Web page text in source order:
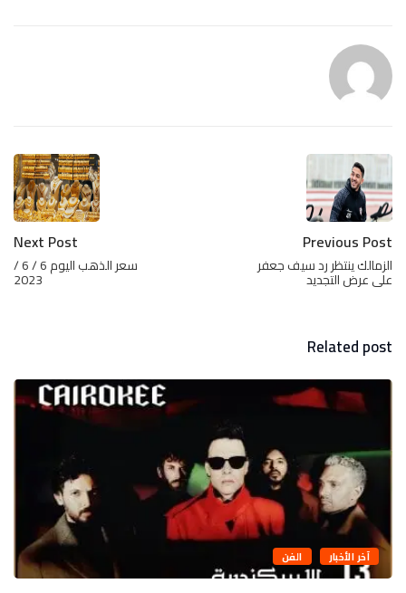
Previous Post
الزمالك ينتظر رد سيف جعفر
على عرض التجديد
Next Post
سعر الذهب اليوم 6 / 6 /
2023
Related post
آخر الأخبار الفن